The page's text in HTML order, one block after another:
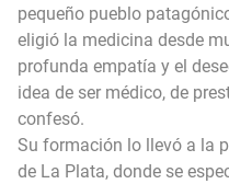
pequeño pueblo
eligió la medicina desde
profunda empatía y el
idea de ser médico, de
confesó.
Su formación lo llevó a la
de La Plata, donde se